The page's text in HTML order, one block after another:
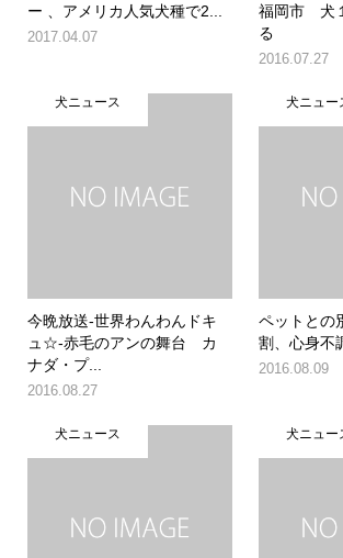
ー 、アメリカ人気犬種で2...
2017.04.07
福岡市 犬
る
2016.07.27
犬ニュース
今晩放送-世界わんわんドキ
ュ☆-赤毛のアンの舞台 カ
ナダ・プ...
2016.08.27
犬ニュー
ペットとの
割、心身不
2016.08.09
犬ニュース 犬ニュー